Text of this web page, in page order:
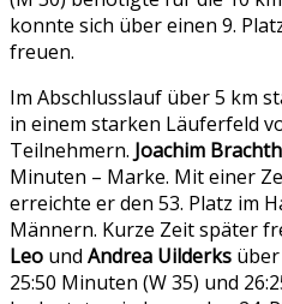
konnte sich über einen 9.
freuen.
Im Abschlusslauf über 5 km
in einem starken Läuferfeld
Teilnehmern. Joachim
Minuten – Marke. Mit einer
erreichte er den 53. Platz im
Männern. Kurze Zeit später
Leo und Andrea Uilderks
25:50 Minuten (W 35) und